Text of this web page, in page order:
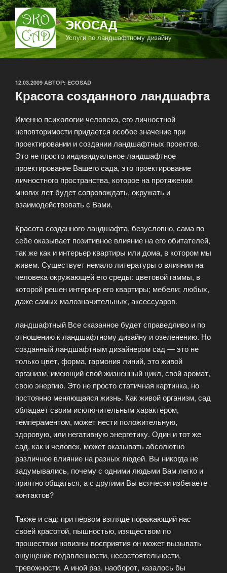
Перейти
к
содержимому
ЭКОСАД
Услуги по ландшафтному дизайну
ОПУБЛИКОВАНО
12.03.2009 АВТОР: ECOSAD
Красота созданного ландшафта
Именно психологии человека, его личностной
неповторимости придается особое значение при
проектировании и создании ландшафтных проектов.
Это не просто индивидуальное ландшафтное
проектирование Вашего сада, это проектирование
личностного пространства, которое на протяжении
многих лет будет сопровождать, окружать и
взаимодействовать с Вами.
Красота созданного ландшафта, безусловно, сама по
себе оказывает позитивное влияние на его обитателей,
так же как и интерьер квартиры или дома, в котором мы
живем. Существует немало литературы о влиянии на
человека окружающей его среды: цветовой гаммы, в
которой решен интерьер его квартиры; мебели; любых,
даже самых малозначительных, аксессуаров.
ландшафтный Все сказанное будет справедливо и по
отношению к ландшафтному дизайну и озеленению. Но
созданный ландшафтным дизайнером сад — это не
только цвет, форма, гармония линий, это живой
организм, имеющий свой жизненный цикл, свой аромат,
свою энергию. Это не просто статичная картинка, но
постоянно меняющаяся жизнь. Как живой организм, сад
обладает своим исключительным характером,
темпераментом, может нести положительную,
здоровую, или негативную энергетику. Один и тот же
сад, как и человек, может оказывать абсолютно
различное влияние на разных людей. Вы никогда не
задумывались, почему с одними людьми Вам легко и
приятно общаться, а с другими Вы всячески избегаете
контактов?
Также и сад: при первом взгляде поражающий нас
своей красотой, пышностью, изяществом по
прошествии новизны восприятия он может вызывать
ощущение подавленности, несостоятельности,
тревожности. А иной раз, наоборот, казалось бы